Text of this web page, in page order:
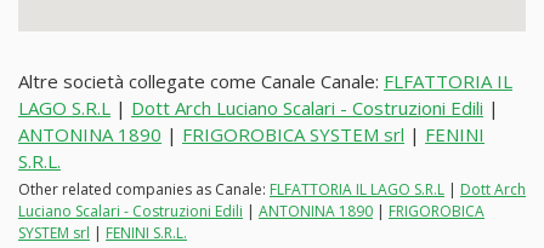
Altre società collegate come Canale Canale: FLFATTORIA IL
LAGO S.R.L | Dott Arch Luciano Scalari - Costruzioni Edili |
ANTONINA 1890 | FRIGOROBICA SYSTEM srl | FENINI
S.R.L.
Other related companies as Canale: FLFATTORIA IL LAGO S.R.L | Dott Arch
Luciano Scalari - Costruzioni Edili | ANTONINA 1890 | FRIGOROBICA
SYSTEM srl | FENINI S.R.L.